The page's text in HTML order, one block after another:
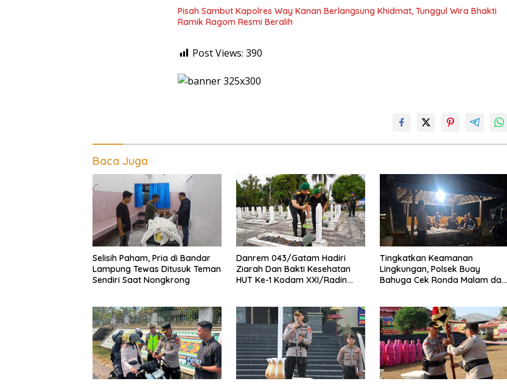
Pisah Sambut Kapolres Way Kanan Berlangsung Khidmat, Tunggul Wira Bhakti
Ramik Ragom Resmi Beralih
Post Views: 390
Baca Juga
Selisih Paham, Pria di Bandar
Lampung Tewas Ditusuk Teman
Sendiri Saat Nongkrong
Danrem 043/Gatam Hadiri
Ziarah Dan Bakti Kesehatan
HUT Ke-1 Kodam XXI/Radin
Tingkatkan Keamanan
Lingkungan, Polsek Buay
Bahuga Cek Ronda Malam dan